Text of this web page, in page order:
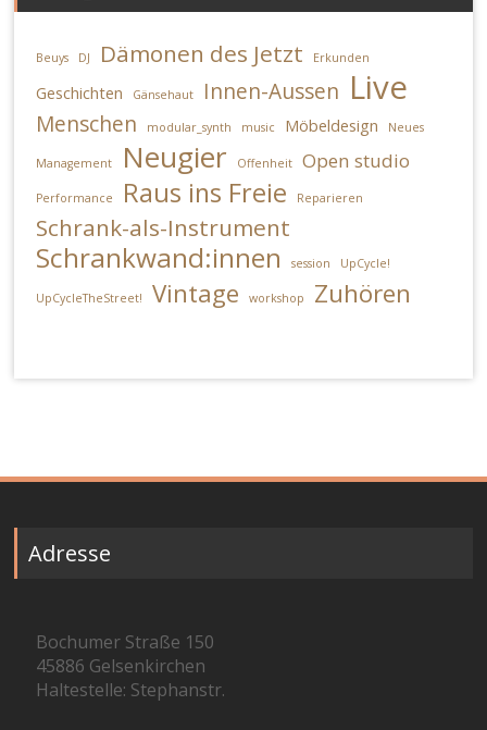
Beuys DJ Dämonen des Jetzt Erkunden
Geschichten Gänsehaut Innen-Aussen Live
Menschen modular_synth music Möbeldesign Neues
Management Neugier Offenheit Open studio
Performance Raus ins Freie Reparieren
Schrank-als-Instrument
Schrankwand:innen session UpCycle!
UpCycleTheStreet! Vintage workshop Zuhören
Adresse
Bochumer Straße 150
45886 Gelsenkirchen
Haltestelle: Stephanstr.